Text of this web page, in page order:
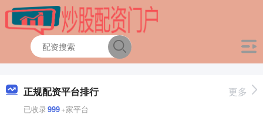
正规配资平台排行
已收录999+家平台
更多